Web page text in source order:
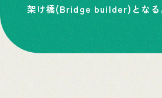
架け橋(Bridge builder)となる